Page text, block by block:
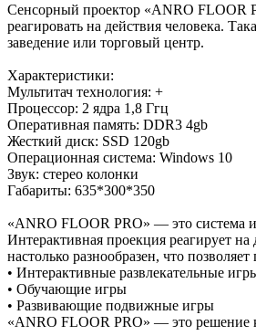
Сенсорный проектор «ANRO FLOOR
реагировать на действия человека.
заведение или торговый центр.
Характеристики:
Мультитач технология: +
Процессор: 2 ядра 1,8 Ггц
Оперативная память: DDR3 4gb
Жесткий диск: SSD 120gb
Операционная система: Windows 10
Звук: стерео колонки
Габариты: 635*300*350
«ANRO FLOOR PRO» — это система
Интерактивная проекция реагирует
настолько разнообразен, что
• Интерактивные развлекательные
• Обучающие игры
• Развивающие подвижные игры
«ANRO FLOOR PRO» — это решение